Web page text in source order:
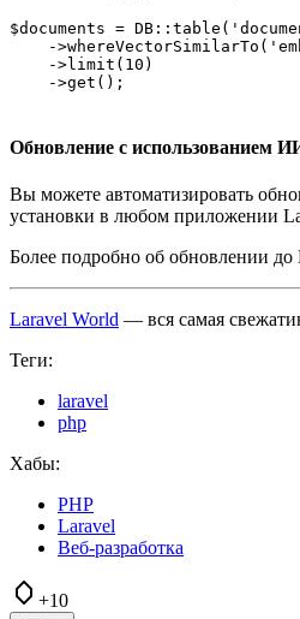
$documents =
-
    ->limit(10)
Обновление с использованием
Вы можете автоматизировать
установки в любом приложении
Более подробно об обновлении до
Laravel World — вся самая
Теги:
laravel
php
Хабы:
PHP
Laravel
Веб-разработка
+10